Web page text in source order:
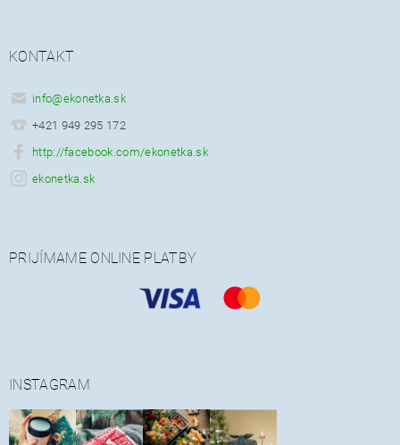
KONTAKT
info@ekonetka.sk
+421 949 295 172
http://facebook.com/ekonetka.sk
ekonetka.sk
PRIJÍMAME ONLINE PLATBY
INSTAGRAM